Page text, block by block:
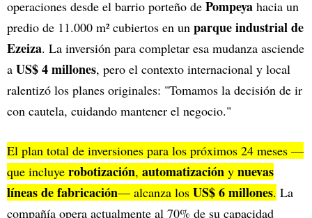
operaciones desde el barrio porteño de Pompeya hacia un
predio de 11.000 m² cubiertos en un parque industrial de
Ezeiza. La inversión para completar esa mudanza asciende
a US$ 4 millones, pero el contexto internacional y local
ralentizó los planes originales: "Tomamos la decisión de ir
con cautela, cuidando mantener el negocio."
El plan total de inversiones para los próximos 24 meses —
que incluye robotización, automatización y nuevas
líneas de fabricación— alcanza los US$ 6 millones. La
compañía opera actualmente al 70% de su capacidad